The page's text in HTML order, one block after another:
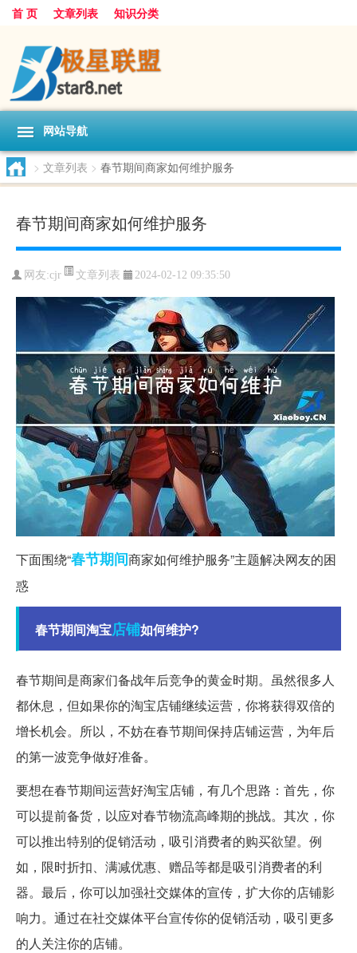
首 页 文章列表 知识分类
网站导航
> 文章列表 > 春节期间商家如何维护服务
春节期间商家如何维护服务
网友:cjr 文章列表 2024-02-12 09:35:50
下面围绕“春节期间商家如何维护服务”主题解决网友的困
惑
春节期间淘宝店铺如何维护?
春节期间是商家们备战年后竞争的黄金时期。虽然很多人
都休息，但如果你的淘宝店铺继续运营，你将获得双倍的
增长机会。所以，不妨在春节期间保持店铺运营，为年后
的第一波竞争做好准备。
要想在春节期间运营好淘宝店铺，有几个思路：首先，你
可以提前备货，以应对春节物流高峰期的挑战。其次，你
可以推出特别的促销活动，吸引消费者的购买欲望。例
如，限时折扣、满减优惠、赠品等都是吸引消费者的利
器。最后，你可以加强社交媒体的宣传，扩大你的店铺影
响力。通过在社交媒体平台宣传你的促销活动，吸引更多
的人关注你的店铺。